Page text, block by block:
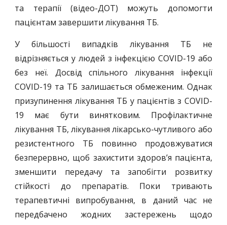
та терапії (відео-ДОТ) можуть допомогти
пацієнтам завершити лікування ТБ.
У більшості випадків лікування ТБ не
відрізняється у людей з інфекцією COVID-19 або
без неї. Досвід спільного лікування інфекції
COVID-19 та ТБ залишається обмеженим. Однак
призупинення лікування ТБ у пацієнтів з COVID-
19 має бути винятковим. Профілактичне
лікування ТБ, лікування лікарсько-чутливого або
резистентного ТБ повинно продовжуватися
безперервно, щоб захистити здоров’я пацієнта,
зменшити передачу та запобігти розвитку
стійкості до препаратів. Поки тривають
терапевтичні випробування, в даний час не
передбачено жодних застережень щодо